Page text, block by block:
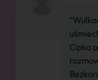
Cipka